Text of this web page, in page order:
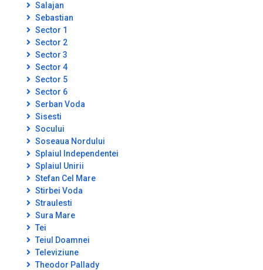
Salajan
Sebastian
Sector 1
Sector 2
Sector 3
Sector 4
Sector 5
Sector 6
Serban Voda
Sisesti
Socului
Soseaua Nordului
Splaiul Independentei
Splaiul Unirii
Stefan Cel Mare
Stirbei Voda
Straulesti
Sura Mare
Tei
Teiul Doamnei
Televiziune
Theodor Pallady